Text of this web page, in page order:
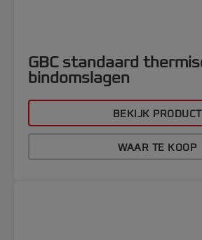
GBC standaard
bindomslagen
BEKIJK PRODUCT
WAAR TE KOOP